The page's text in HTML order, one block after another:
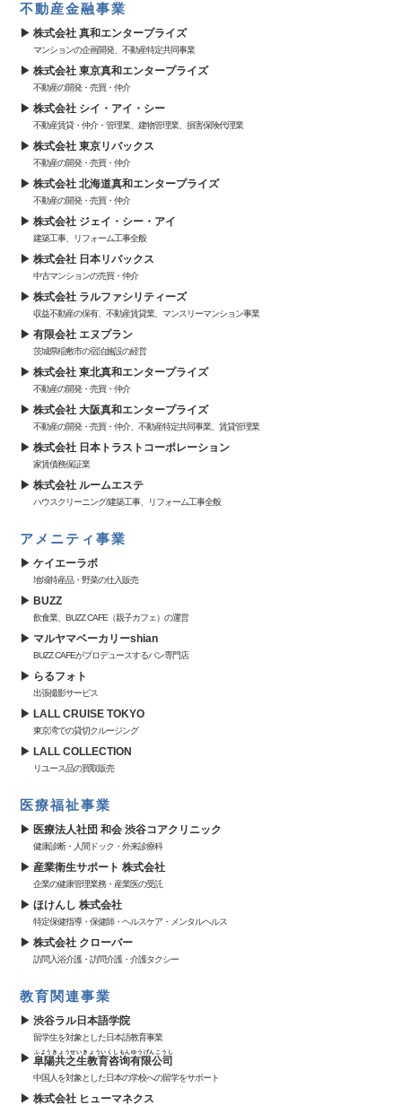
不動産金融事業
株式会社 真和エンタープライズ
マンションの企画開発、不動産特定共同事業
株式会社 東京真和エンタープライズ
不動産の開発・売買・仲介
株式会社 シイ・アイ・シー
不動産賃貸・仲介・管理業、建物管理業、損害保険代理業
株式会社 東京リバックス
不動産の開発・売買・仲介
株式会社 北海道真和エンタープライズ
不動産の開発・売買・仲介
株式会社 ジェイ・シー・アイ
建築工事、リフォーム工事全般
株式会社 日本リバックス
中古マンションの売買・仲介
株式会社 ラルファシリティーズ
収益不動産の保有、不動産賃貸業、マンスリーマンション事業
有限会社 エヌプラン
茨城県稲敷市の宿泊施設の経営
株式会社 東北真和エンタープライズ
不動産の開発・売買・仲介
株式会社 大阪真和エンタープライズ
不動産の開発・売買・仲介、不動産特定共同事業、賃貸管理業
株式会社 日本トラストコーポレーション
家賃債務保証業
株式会社 ルームエステ
ハウスクリーニング/建築工事、リフォーム工事全般
アメニティ事業
ケイエーラボ
地域特産品・野菜の仕入販売
BUZZ
飲食業、BUZZ CAFE（親子カフェ）の運営
マルヤマベーカリーshian
BUZZ CAFEがプロデュースするパン専門店
らるフォト
出張撮影サービス
LALL CRUISE TOKYO
東京湾での貸切クルージング
LALL COLLECTION
リユース品の買取販売
医療福祉事業
医療法人社団 和会 渋谷コアクリニック
健康診断・人間ドック・外来診療科
産業衛生サポート 株式会社
企業の健康管理業務・産業医の受託
ほけんし 株式会社
特定保健指導・保健師・ヘルスケア・メンタルヘルス
株式会社 クローバー
訪問入浴介護・訪問介護・介護タクシー
教育関連事業
渋谷ラル日本語学院
留学生を対象とした日本語教育事業
阜陽共之生教育咨询有限公司
ふようきょうせいきょういくしもんゆうげんこうし
中国人を対象とした日本の学校への留学をサポート
株式会社 ヒューマネクス